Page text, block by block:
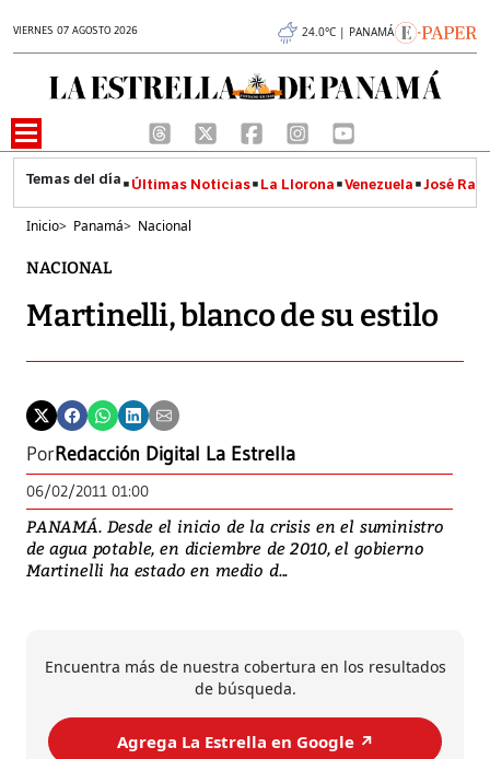
VIERNES 07 AGOSTO 2026 24.0°C | PANAMÁ
Últimas Noticias La Llorona Venezuela José
Inicio> Panamá> Nacional
NACIONAL
Martinelli, blanco de su estilo
PorRedacción Digital La Estrella
06/02/2011 01:00
PANAMÁ. Desde el inicio de la crisis en el suministro
de agua potable, en diciembre de 2010, el gobierno
Martinelli ha estado en medio d...
Encuentra más de nuestra cobertura en los resultados
de búsqueda.
Agrega La Estrella en Google ↗️